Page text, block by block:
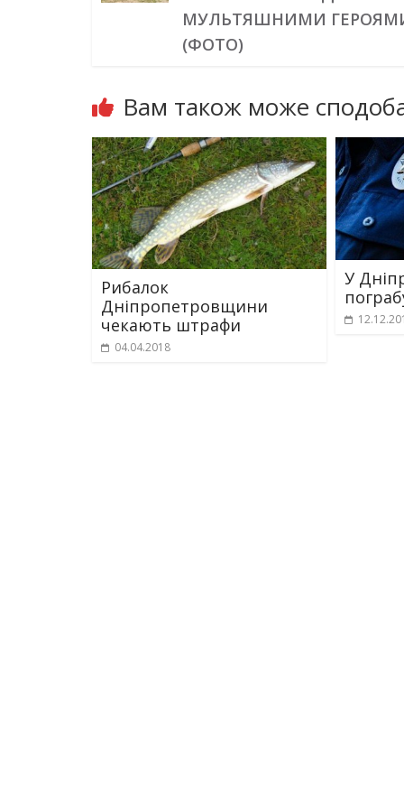
МУЛЬТЯШНИМИ
(ФОТО)
Вам також може
Рибалок
Дніпропетровщини
чекають штрафи
04.04.2018
У